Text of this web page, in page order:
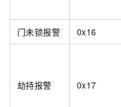
门未锁报警 0x16
劫持报警 0x17